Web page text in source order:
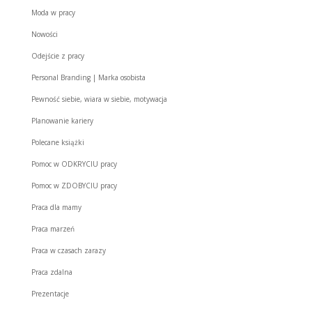
Moda w pracy
Nowości
Odejście z pracy
Personal Branding | Marka osobista
Pewność siebie, wiara w siebie, motywacja
Planowanie kariery
Polecane książki
Pomoc w ODKRYCIU pracy
Pomoc w ZDOBYCIU pracy
Praca dla mamy
Praca marzeń
Praca w czasach zarazy
Praca zdalna
Prezentacje